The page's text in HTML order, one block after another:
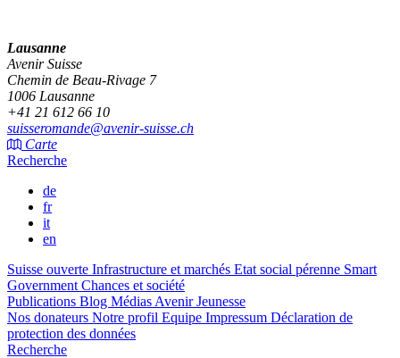
Lausanne
Avenir Suisse
Chemin de Beau-Rivage 7
1006 Lausanne
+41 21 612 66 10
suisseromande@avenir-suisse.ch
Carte
Recherche
de
fr
it
en
Suisse ouverte Infrastructure et marchés Etat social pérenne Smart
Government Chances et société
Publications Blog Médias Avenir Jeunesse
Nos donateurs Notre profil Equipe Impressum Déclaration de
protection des données
Recherche